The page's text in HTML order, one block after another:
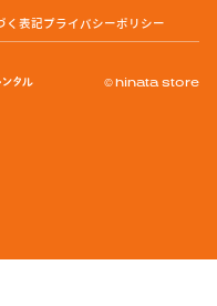
く表記プライバシーポリシー
© hinata store